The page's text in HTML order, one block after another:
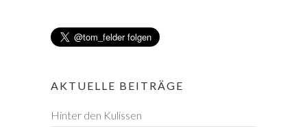
AKTUELLE BEITRÄGE
Hinter den Kulissen